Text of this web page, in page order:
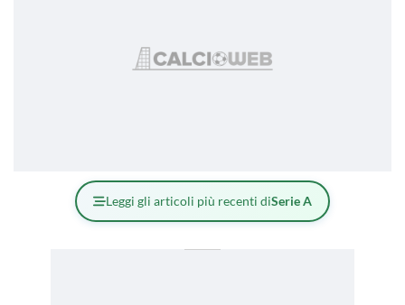
Leggi gli articoli più recenti diSerie A